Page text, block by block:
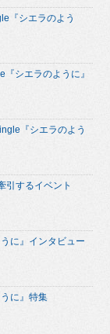
『シエラのよう
シエラのように』
『シエラのよう
引するイベント
に』インタビュー
に』特集